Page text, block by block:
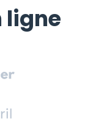
ligne